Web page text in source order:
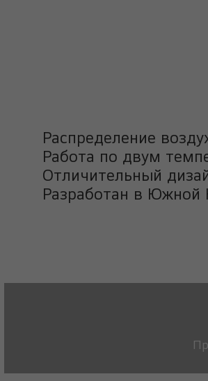
Распределение
Работа по двум
Отличительный
Разработан в Южной